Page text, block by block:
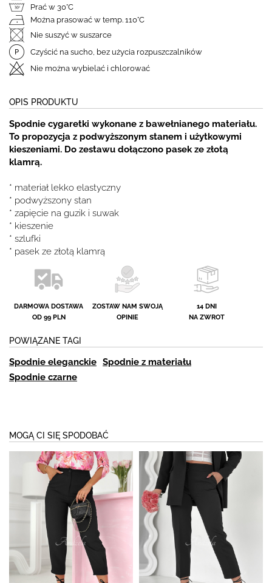
Prać w 30°C
Można prasować w temp. 110°C
Nie suszyć w suszarce
Czyścić na sucho, bez użycia rozpuszczalników
Nie można wybielać i chlorować
OPIS PRODUKTU
Spodnie cygaretki wykonane z bawełnianego materiału.
To propozycja z podwyższonym stanem i użytkowymi
kieszeniami. Do zestawu dołączono pasek ze złotą
klamrą.
* materiał lekko elastyczny
* podwyższony stan
* zapięcie na guzik i suwak
* kieszenie
* szlufki
* pasek ze złotą klamrą
DARMOWA DOSTAWA
OD 99 PLN
ZOSTAW NAM SWOJĄ
OPINIE
14 DNI
NA ZWROT
POWIĄZANE TAGI
Spodnie eleganckie Spodnie z materiału
Spodnie czarne
MOGĄ CI SIĘ SPODOBAĆ